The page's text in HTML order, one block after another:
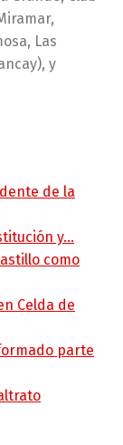
Las
y
de la
y…
como
Celda de
parte